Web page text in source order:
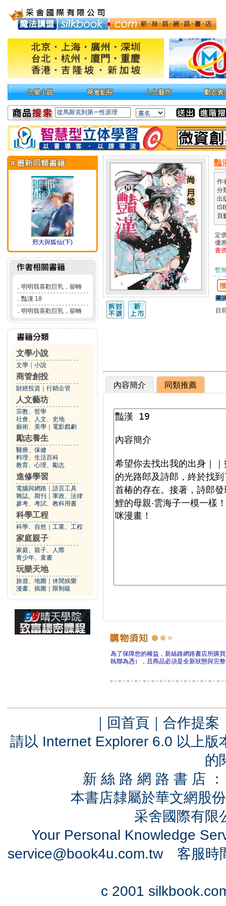
邢大與狐仙(下)
． 明明我喜歡巨乳，卻轉
． 豔漢 18
． 明明我喜歡巨乳，卻轉
文學小說
文學 小說
商管創投
財經投資 行銷企管
人文藝坊
宗教、哲學
社會、人文、史地
藝術、美學
電影戲劇
勵志養生
醫療、保健
料理、生活百科
教育、心理、勵志
進修學習
電腦與網路
語言工具
雜誌、期刊
軍政、法律
參考、考試、教科用書
科學工程
科學、自然 工業、工程
家庭親子
家庭、親子、人際
青少年、童書
玩樂天地
旅遊、地圖
休閒娛樂
漫畫、插圖
限制級
豔
作
分
出
頁
定
優
書
暫
團
目
內容簡介 同類推薦
為了保障您的權益，新絲路網路書店所購
執聯為憑），且商品必須是全新狀態與完
｜ 回首頁 ｜ 合作提案
請以 Internet Explorer 6.0 以上
的
新 絲 路 網 路 書 店
本書店隸屬於華文網股
采舍國際有
Your Personal Knowledge
service@book4u.com.tw客服時
c 2001